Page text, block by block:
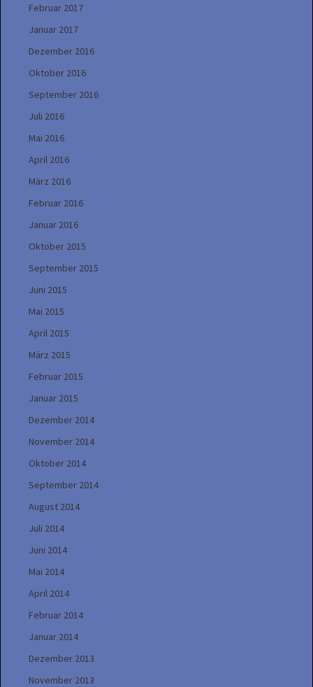
Februar 2017
Januar 2017
Dezember 2016
Oktober 2016
September 2016
Juli 2016
Mai 2016
April 2016
März 2016
Februar 2016
Januar 2016
Oktober 2015
September 2015
Juni 2015
Mai 2015
April 2015
März 2015
Februar 2015
Januar 2015
Dezember 2014
November 2014
Oktober 2014
September 2014
August 2014
Juli 2014
Juni 2014
Mai 2014
April 2014
Februar 2014
Januar 2014
Dezember 2013
November 2013